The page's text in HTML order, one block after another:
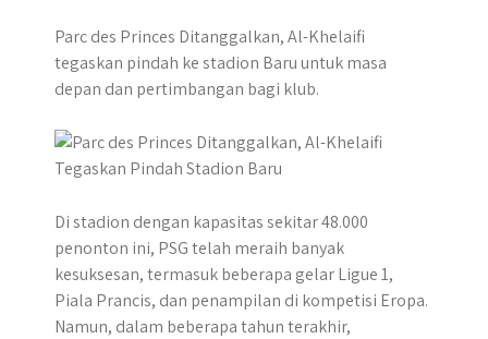
a
t
s
p
c
e
b
o
k
s
s
e
g
e
r
l
e
g
m
y
p
e
n
e
a
r
e
Parc des Princes Ditanggalkan, Al-Khelaifi
tegaskan pindah ke stadion Baru untuk masa
depan dan pertimbangan bagi klub.
Di stadion dengan kapasitas sekitar 48.000
penonton ini, PSG telah meraih banyak
kesuksesan, termasuk beberapa gelar Ligue 1,
Piala Prancis, dan penampilan di kompetisi Eropa.
Namun, dalam beberapa tahun terakhir,